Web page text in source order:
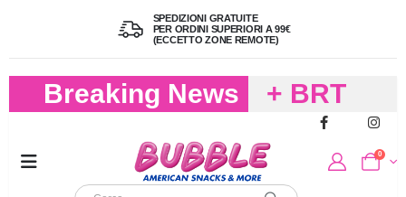
SPEDIZIONI GRATUITE
PER ORDINI SUPERIORI A 99€
(ECCETTO ZONE REMOTE)
Breaking News
+ BRT
FREDDO
PER
0